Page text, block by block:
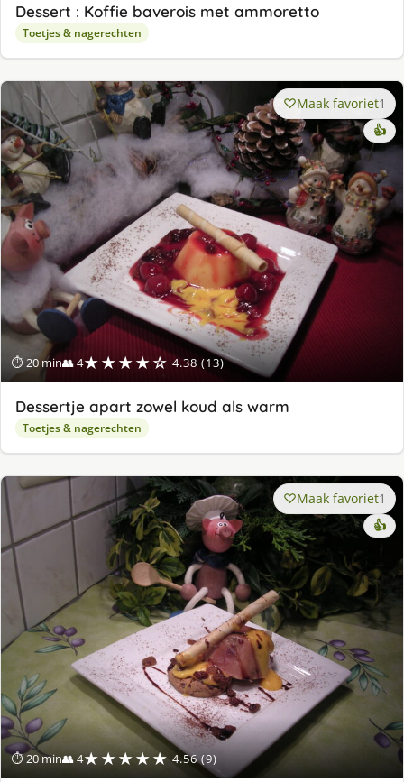
Dessert : Koffie baverois met ammoretto
Toetjes & nagerechten
⏱ 20 min👥 4★★★★☆ 4.38 (13)
Maak favoriet1
👍
Dessertje apart zowel koud als warm
Toetjes & nagerechten
⏱ 20 min👥 4★★★★★ 4.56 (9)
Maak favoriet1
👍